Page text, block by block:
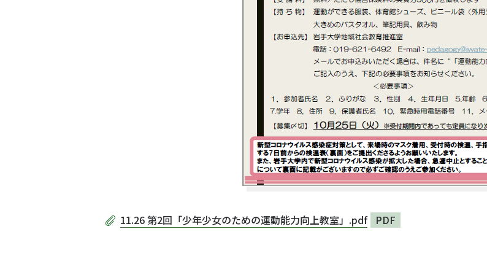
11.26 第2回「少年少女のための運動能力向上教室」.pdf PDF